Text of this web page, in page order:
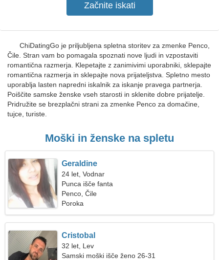
ChiDatingGo je priljubljena spletna storitev za zmenke Penco,
Čile. Stran vam bo pomagala spoznati nove ljudi in vzpostaviti
romantična razmerja. Klepetajte z zanimivimi uporabniki, sklepajte
romantična razmerja in sklepajte nova prijateljstva. Spletno mesto
uporablja lasten napredni iskalnik za iskanje pravega partnerja.
Poiščite samske ženske vseh starosti in sklenite dobre prijatelje.
Pridružite se brezplačni strani za zmenke Penco za domačine,
tujce, turiste.
Moški in ženske na spletu
Geraldine
24 let, Vodnar
Punca išče fanta
Penco, Čile
Poroka
Cristobal
32 let, Lev
Samski moški išče ženo 26-31